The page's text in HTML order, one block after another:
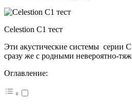
Celestion C1 тест
Эти акустические системы серии
сразу же с родными невероятно-
Оглавление: